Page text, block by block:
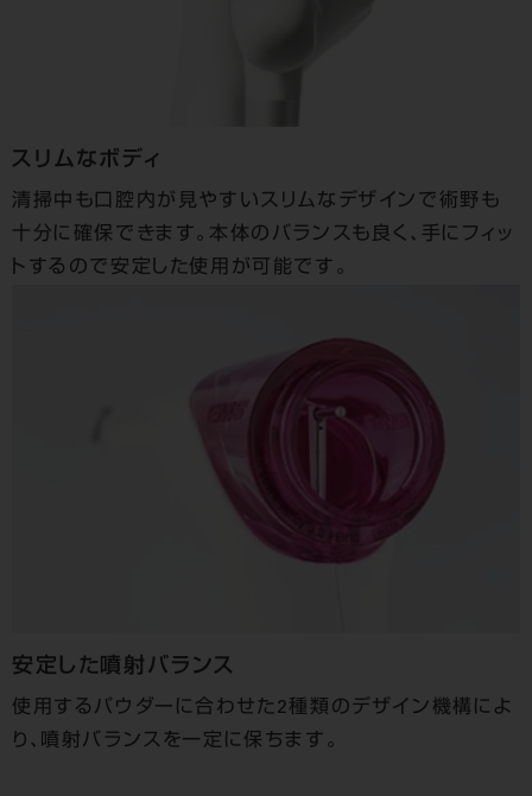
スリムなボディ
清掃中も口腔内が見やすいスリムなデザインで術野も
十分に確保できます。本体のバランスも良く、手にフィッ
トするので安定した使用が可能です。
安定した噴射バランス
使用するパウダーに合わせた2種類のデザイン機構によ
り、噴射バランスを一定に保ちます。